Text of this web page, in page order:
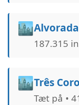
🏙️Alvorada
187.315
🏙️Três
Tæt på •